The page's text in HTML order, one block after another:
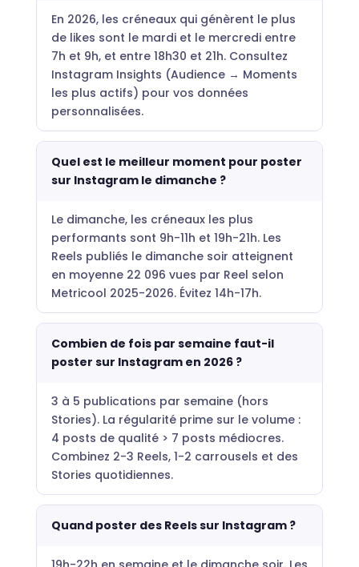
En 2026, les créneaux qui génèrent le plus
de likes sont le mardi et le mercredi entre
7h et 9h, et entre 18h30 et 21h. Consultez
Instagram Insights (Audience → Moments
les plus actifs) pour vos données
personnalisées.
Quel est le meilleur moment pour poster
sur Instagram le dimanche ?
Le dimanche, les créneaux les plus
performants sont 9h-11h et 19h-21h. Les
Reels publiés le dimanche soir atteignent
en moyenne 22 096 vues par Reel selon
Metricool 2025-2026. Évitez 14h-17h.
Combien de fois par semaine faut-il
poster sur Instagram en 2026 ?
3 à 5 publications par semaine (hors
Stories). La régularité prime sur le volume :
4 posts de qualité > 7 posts médiocres.
Combinez 2-3 Reels, 1-2 carrousels et des
Stories quotidiennes.
Quand poster des Reels sur Instagram ?